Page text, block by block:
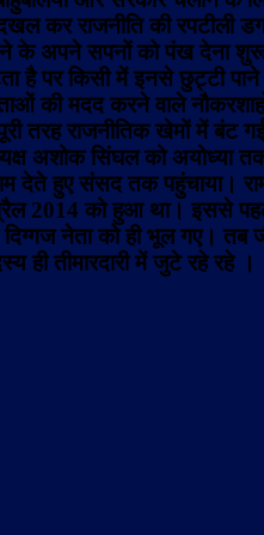
कर राजनीति की
के अपने सपनों को पंख
है पर किसी में इनसे
की मदद करने वाले
तरह राजनीतिक खेमों में बंट
अशोक सिंघल को अयोध्या
देते हुए संसद तक
2014 को हुआ था। इससे
नेता को ही भूल गए। तब
ही तीमारदारी में जुटे रहे रहे ।